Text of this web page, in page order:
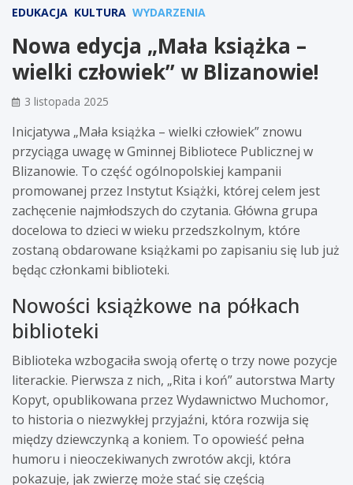
EDUKACJA KULTURA WYDARZENIA
Nowa edycja „Mała książka –
wielki człowiek” w Blizanowie!
3 listopada 2025
Inicjatywa „Mała książka – wielki człowiek” znowu
przyciąga uwagę w Gminnej Bibliotece Publicznej w
Blizanowie. To część ogólnopolskiej kampanii
promowanej przez Instytut Książki, której celem jest
zachęcenie najmłodszych do czytania. Główna grupa
docelowa to dzieci w wieku przedszkolnym, które
zostaną obdarowane książkami po zapisaniu się lub już
będąc członkami biblioteki.
Nowości książkowe na półkach
biblioteki
Biblioteka wzbogaciła swoją ofertę o trzy nowe pozycje
literackie. Pierwsza z nich, „Rita i koń” autorstwa Marty
Kopyt, opublikowana przez Wydawnictwo Muchomor,
to historia o niezwykłej przyjaźni, która rozwija się
między dziewczynką a koniem. To opowieść pełna
humoru i nieoczekiwanych zwrotów akcji, która
pokazuje, jak zwierzę może stać się częścią